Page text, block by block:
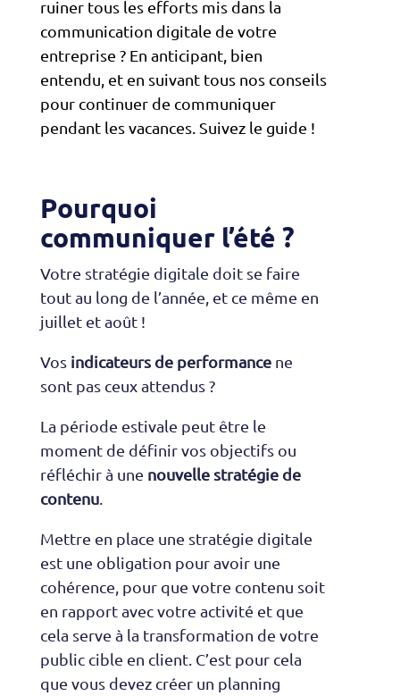
ruiner tous les efforts mis dans la
communication digitale de votre
entreprise ? En anticipant, bien
entendu, et en suivant tous nos conseils
pour continuer de communiquer
pendant les vacances. Suivez le guide !
Pourquoi
communiquer l’été ?
Votre stratégie digitale doit se faire
tout au long de l’année, et ce même en
juillet et août !
Vosindicateurs de performancene
sont pas ceux attendus ?
La période estivale peut être le
moment de définir vos objectifs ou
réfléchir à une nouvelle stratégie de
contenu.
Mettre en place une stratégie digitale
est une obligation pour avoir une
cohérence, pour que votre contenu soit
en rapport avec votre activité et que
cela serve à la transformation de votre
public cible en client. C’est pour cela
que vous devez créer un planning